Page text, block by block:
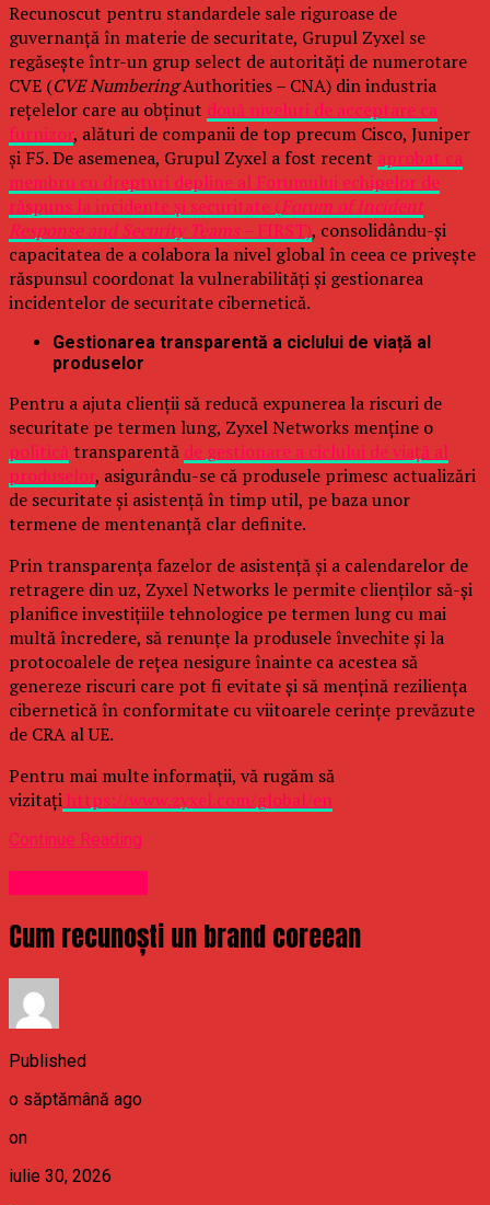
Recunoscut pentru standardele sale riguroase de
guvernanță în materie de securitate, Grupul Zyxel se
regăsește într-un grup select de autorități de numerotare
CVE (CVE NumberingAuthorities – CNA) din industria
rețelelor care au obținut două niveluri de acceptare ca
furnizor, alături de companii de top precum Cisco, Juniper
și F5. De asemenea, Grupul Zyxel a fost recent aprobat ca
membru cu drepturi depline al Forumului echipelor de
răspuns la incidente și securitate (Forum of Incident
Response and Security Teams –FIRST), consolidându-și
capacitatea de a colabora la nivel global în ceea ce privește
răspunsul coordonat la vulnerabilități și gestionarea
incidentelor de securitate cibernetică.
Gestionarea transparentă a ciclului de viață al
produselor
Pentru a ajuta clienții să reducă expunerea la riscuri de
securitate pe termen lung, Zyxel Networks menține o
politică transparentă de gestionare a ciclului de viață al
produselor, asigurându-se că produsele primesc actualizări
de securitate și asistență în timp util, pe baza unor
termene de mentenanță clar definite.
Prin transparența fazelor de asistență și a calendarelor de
retragere din uz, Zyxel Networks le permite clienților să-și
planifice investițiile tehnologice pe termen lung cu mai
multă încredere, să renunțe la produsele învechite și la
protocoalele de rețea nesigure înainte ca acestea să
genereze riscuri care pot fi evitate și să mențină reziliența
cibernetică în conformitate cu viitoarele cerințe prevăzute
de CRA al UE.
Pentru mai multe informații, vă rugăm să
vizitațihttps://www.zyxel.com/global/en
Continue Reading
Cum recunoști un brand coreean
Published
o săptămână ago
on
iulie 30, 2026